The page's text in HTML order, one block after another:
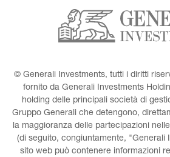
© Generali Investments, tutti i diritti
fornito da Generali Investments
holding delle principali società di
Gruppo Generali che detengono,
la maggioranza delle partecipazioni
(di seguito, congiuntamente, "Generali
sito web può contenere informazioni